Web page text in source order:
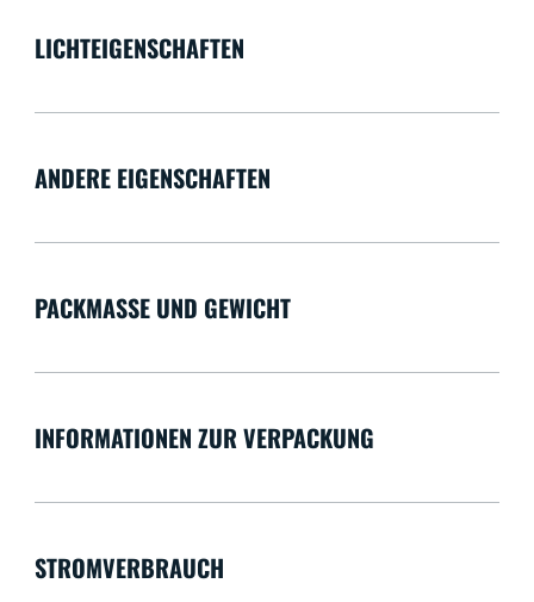
LICHTEIGENSCHAFTEN
ANDERE EIGENSCHAFTEN
PACKMASSE UND GEWICHT
INFORMATIONEN ZUR VERPACKUNG
STROMVERBRAUCH